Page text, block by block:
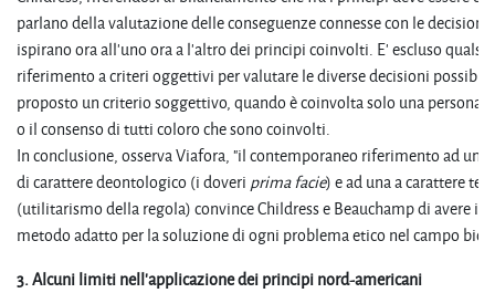
parlano della valutazione delle conseguenze connesse con le decisioni
ispirano ora all'uno ora a l'altro dei principi coinvolti. E' escluso
riferimento a criteri oggettivi per valutare le diverse decisioni
proposto un criterio soggettivo, quando è coinvolta solo una persona
o il consenso di tutti coloro che sono coinvolti.
In conclusione, osserva Viafora, "il contemporaneo riferimento ad una
di carattere deontologico (i doveri prima facie) e ad una a carattere
(utilitarismo della regola) convince Childress e Beauchamp di avere
metodo adatto per la soluzione di ogni problema etico nel campo
3.Alcunilimitinell'applicazionedeiprincipinord-americani